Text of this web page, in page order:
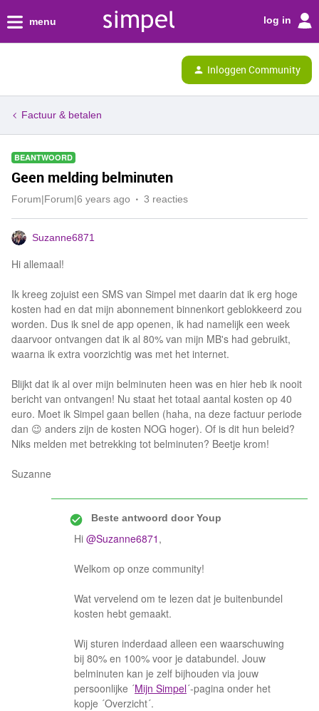
menu log in
Inloggen Community
Factuur & betalen
BEANTWOORD
Geen melding belminuten
Forum|Forum|6 years ago 3 reacties
Suzanne6871
Hi allemaal!
Ik kreeg zojuist een SMS van Simpel met daarin dat ik erg hoge
kosten had en dat mijn abonnement binnenkort geblokkeerd zou
worden. Dus ik snel de app openen, ik had namelijk een week
daarvoor ontvangen dat ik al 80% van mijn MB's had gebruikt,
waarna ik extra voorzichtig was met het internet.
Blijkt dat ik al over mijn belminuten heen was en hier heb ik nooit
bericht van ontvangen! Nu staat het totaal aantal kosten op 40
euro. Moet ik Simpel gaan bellen (haha, na deze factuur periode
dan 😉 anders zijn de kosten NOG hoger). Of is dit hun beleid?
Niks melden met betrekking tot belminuten? Beetje krom!
Suzanne
Beste antwoord doorYoup
Hi @Suzanne6871 ,
Welkom op onze community!
Wat vervelend om te lezen dat je buitenbundel
kosten hebt gemaakt.
Wij sturen inderdaad alleen een waarschuwing
bij 80% en 100% voor je databundel. Jouw
belminuten kan je zelf bijhouden via jouw
persoonlijke ´Mijn Simpel´-pagina onder het
kopje ´Overzicht´.